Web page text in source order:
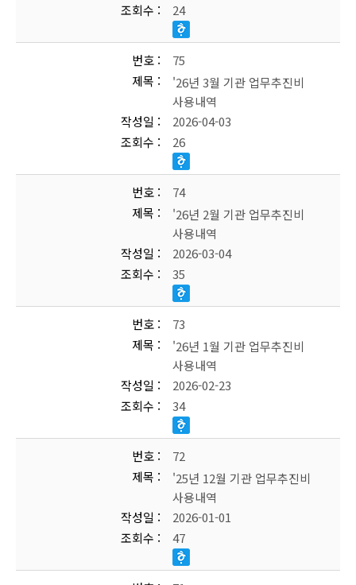
조회수
24
번호
75
제목
'26년 3월 기관 업무추진비
사용내역
작성일
2026-04-03
조회수
26
번호
74
제목
'26년 2월 기관 업무추진비
사용내역
작성일
2026-03-04
조회수
35
번호
73
제목
'26년 1월 기관 업무추진비
사용내역
작성일
2026-02-23
조회수
34
번호
72
제목
'25년 12월 기관 업무추진비
사용내역
작성일
2026-01-01
조회수
47